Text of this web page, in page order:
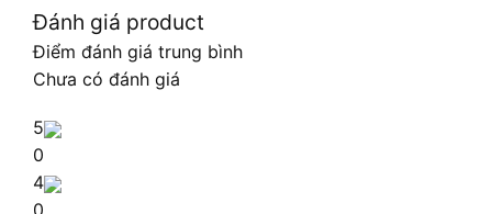
Đánh giá product
Điểm đánh giá trung bình
Chưa có đánh giá
5
0
4